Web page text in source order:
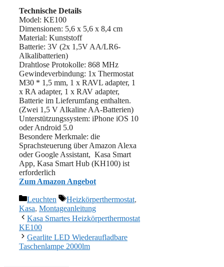
Technische Details
Model: ‎KE100
Dimensionen: ‎5,6 x 5,6 x 8,4 cm
Material: Kunststoff
Batterie: 3V (2x 1,5V AA/LR6-
Alkalibatterien)
Drahtlose Protokolle: 868 MHz
Gewindeverbindung: 1x Thermostat
M30 * 1,5 mm, 1 x RAVL adapter, 1
x RA adapter, 1 x RAV adapter,
Batterie im Lieferumfang enthalten.
(Zwei 1,5 V Alkaline AA-Batterien)
Unterstützungssystem: iPhone iOS 10
oder Android 5.0
Besondere Merkmale: ‎die
Sprachsteuerung über Amazon Alexa
oder Google Assistant, Kasa Smart
App, Kasa Smart Hub (KH100) ist
erforderlich
Zum Amazon Angebot
Kategorien
Leuchten Schlagwörter
Heizkörperthermostat,
Kasa, Montageanleitung
Kasa Smartes Heizkörperthermostat
KE100
Gearlite LED Wiederaufladbare
Taschenlampe 2000lm